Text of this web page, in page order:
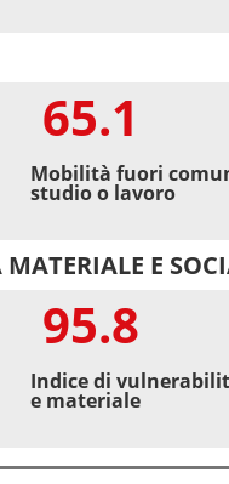
65.1
Mobilità fuori
studio o lavoro
E
95.8
Indice di
e materiale